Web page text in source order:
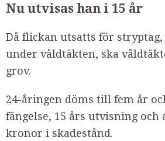
Nu utvisas han i 15 år
Då flickan utsatts för
under våldtäkten, ska
grov.
24-åringen döms till fem år
fängelse, 15 års utvisning och
kronor i skadestånd.